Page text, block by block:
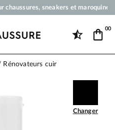
chaussures, sneakers et
carte bancaire dès 50 €
00
Rénovateurs cuir
Changer